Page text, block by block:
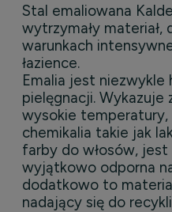
Stal emaliowana
wytrzymały
warunkach
łazience.
Emalia jest niezwykle
pielęgnacji. Wykazuje
wysokie
chemikalia takie jak
farby do włosów,
wyjątkowo odporna
dodatkowo to
nadający się do